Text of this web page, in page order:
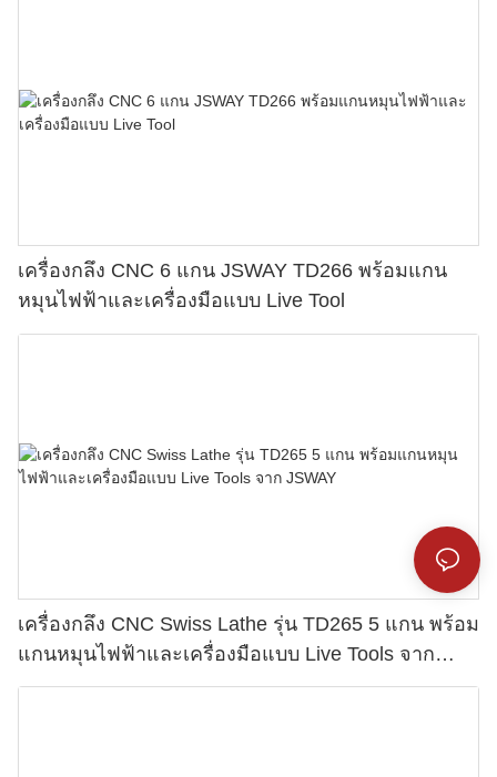
เครื่องกลึง CNC 6 แกน JSWAY TD266 พร้อมแกน
หมุนไฟฟ้าและเครื่องมือแบบ Live Tool
เครื่องกลึง CNC Swiss Lathe รุ่น TD265 5 แกน พร้อม
แกนหมุนไฟฟ้าและเครื่องมือแบบ Live Tools จาก
JSWAY